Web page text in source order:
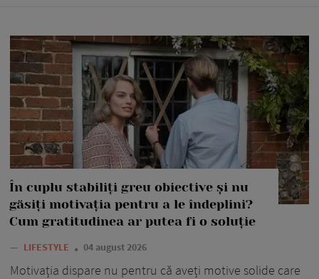
În cuplu stabiliți greu obiective și nu
găsiți motivația pentru a le îndeplini?
Cum gratitudinea ar putea fi o soluție
— LIFESTYLE 04 august 2026
Motivația dispare nu pentru că aveți motive solide care